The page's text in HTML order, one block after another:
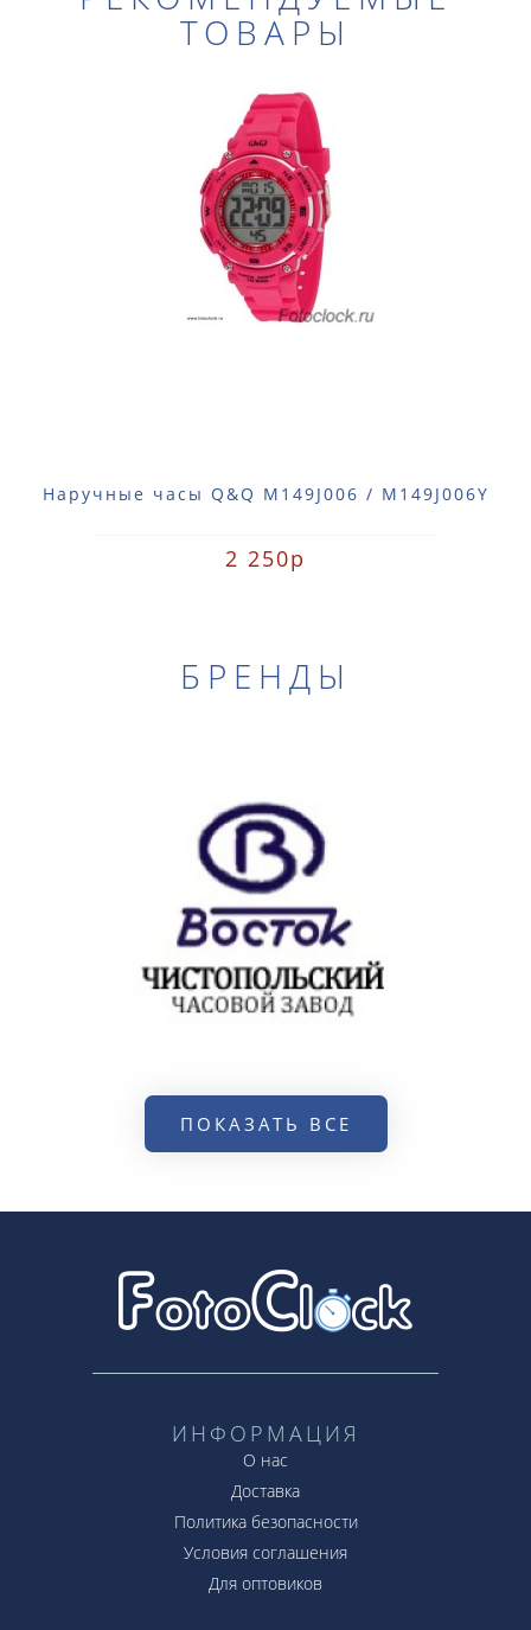
ТОВАРЫ
Наручные часы Q&Q M149J006 / M149J006Y
2 250р
БРЕНДЫ
ПОКАЗАТЬ ВСЕ
ИНФОРМАЦИЯ
О нас
Доставка
Политика безопасности
Условия соглашения
Для оптовиков